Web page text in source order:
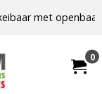
met
0